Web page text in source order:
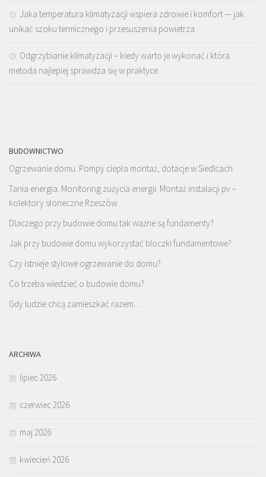
Jaka temperatura klimatyzacji wspiera zdrowie i komfort — jak
unikać szoku termicznego i przesuszenia powietrza
Odgrzybianie klimatyzacji – kiedy warto je wykonać i która
metoda najlepiej sprawdza się w praktyce
BUDOWNICTWO
Ogrzewanie domu. Pompy ciepła montaż, dotacje w Siedlcach
Tania energia. Monitoring zużycia energii. Montaż instalacji pv –
kolektory słoneczne Rzeszów
Dlaczego przy budowie domu tak ważne są fundamenty?
Jak przy budowie domu wykorzystać bloczki fundamentowe?
Czy istnieje stylowe ogrzewanie do domu?
Co trzeba wiedzieć o budowie domu?
Gdy ludzie chcą zamieszkać razem…
ARCHIWA
lipiec 2026
czerwiec 2026
maj 2026
kwiecień 2026